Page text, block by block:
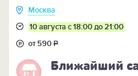
Москва
10 августа с 18:00 до 21:00
от 590Р
Ближайший